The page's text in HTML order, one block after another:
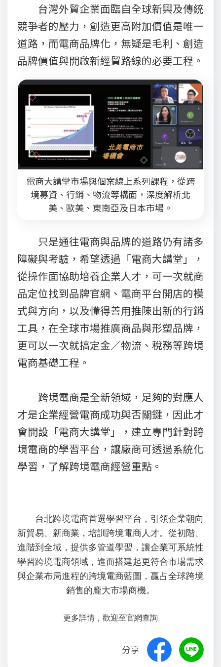
台灣外貿企業面臨自全球新興及傳統
競爭者的壓力，創造更高附加價值是唯一
道路，而電商品牌化，無疑是毛利、創造
品牌價值與開啟新經貿路線的必要工程。
電商大講堂市場與個案線上系列課程，從跨
境募資、行銷、物流等構面，深度解析北
美、歐美、東南亞及日本市場。
只是通往電商與品牌的道路仍有諸多
障礙與考驗，希望透過「電商大講堂」，
從操作面協助培養企業人才，可一次就商
品定位找到品牌官網、電商平台開店的模
式與方向，以及懂得善用推陳出新的行銷
工具，在全球市場推廣商品與形塑品牌，
更可以一次就搞定金／物流、稅務等跨境
電商基礎工程。
跨境電商是全新領域，足夠的對應人
才是企業經營電商成功與否關鍵，因此才
會開設「電商大講堂」，建立專門針對跨
境電商的學習平台，讓廠商可透過系統化
學習，了解跨境電商經營重點。
台北跨境電商首選學習平台，引領企業朝向
新貿易、新商業，培訓跨境電商人才。從初階、
進階到全域，提供多管道學習，讓企業可系統性
學習跨境電商領域，進而搭建起更符合市場需求
與企業布局進程的跨境電商藍圖，贏占全球跨境
銷售的龐大市場商機。
更多詳情，歡迎至官網查詢
分享